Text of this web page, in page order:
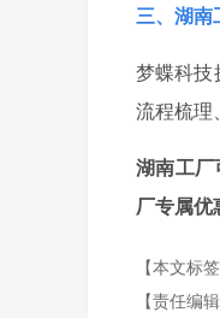
三、湖南
梦蝶科技
流程梳理
湖南工
厂专属优
【本文标签
【责任编辑